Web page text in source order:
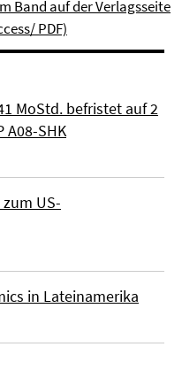
Band auf der Verlagsseite
PDF)
MoStd. befristet auf 2
A08-SHK
US-
in Lateinamerika